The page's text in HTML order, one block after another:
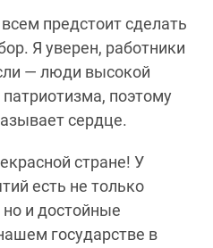
предстоит сделать
Я уверен, работники
— люди высокой
поэтому
сердце.
стране! У
есть не только
и достойные
государстве в